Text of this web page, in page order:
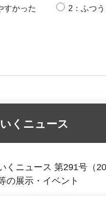
すかった 2：ふつう
くニュース
くニュース 第291号（
の展示・イベント